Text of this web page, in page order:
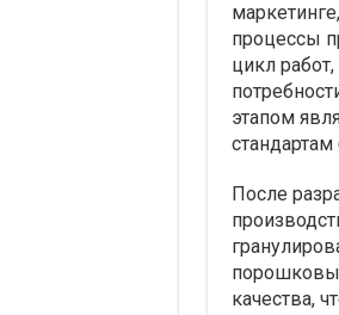
процессы
цикл
этапом
После
качества,